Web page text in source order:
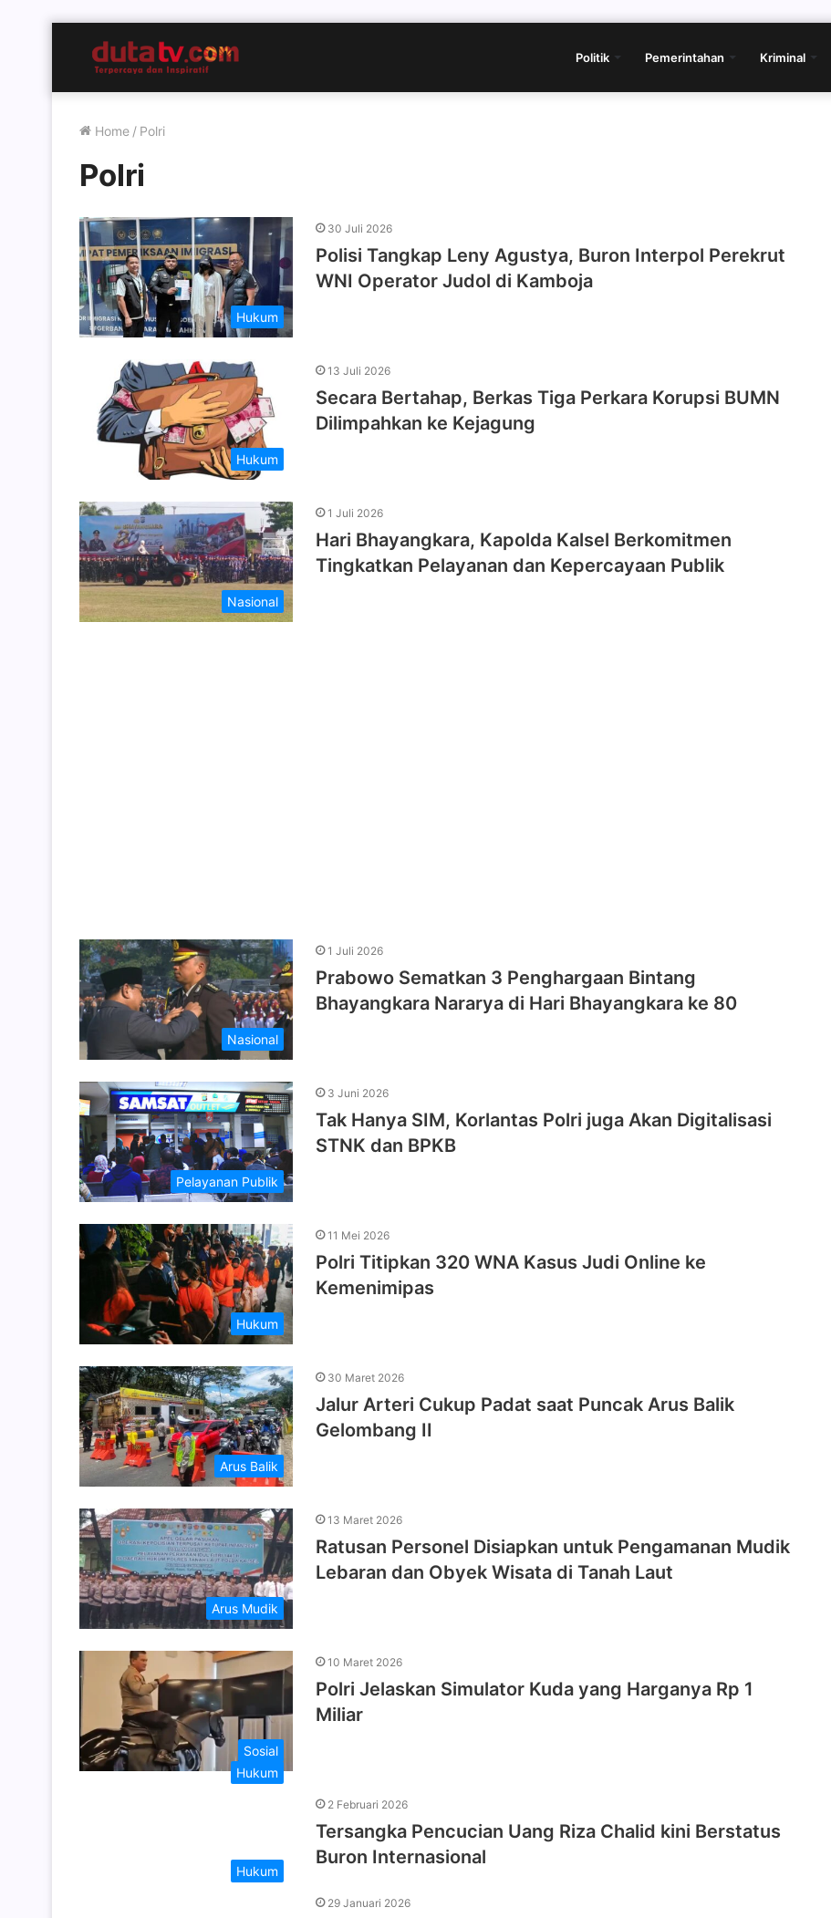
Politik Pemerintahan Kriminal
Home / Polri
Polri
Hukum
30 Juli 2026
Polisi Tangkap Leny Agustya, Buron Interpol Perekrut
WNI Operator Judol di Kamboja
Hukum
13 Juli 2026
Secara Bertahap, Berkas Tiga Perkara Korupsi BUMN
Dilimpahkan ke Kejagung
Nasional
1 Juli 2026
Hari Bhayangkara, Kapolda Kalsel Berkomitmen
Tingkatkan Pelayanan dan Kepercayaan Publik
Nasional
1 Juli 2026
Prabowo Sematkan 3 Penghargaan Bintang
Bhayangkara Nararya di Hari Bhayangkara ke 80
Pelayanan Publik
3 Juni 2026
Tak Hanya SIM, Korlantas Polri juga Akan Digitalisasi
STNK dan BPKB
Hukum
11 Mei 2026
Polri Titipkan 320 WNA Kasus Judi Online ke
Kemenimipas
Arus Balik
30 Maret 2026
Jalur Arteri Cukup Padat saat Puncak Arus Balik
Gelombang II
Arus Mudik
13 Maret 2026
Ratusan Personel Disiapkan untuk Pengamanan Mudik
Lebaran dan Obyek Wisata di Tanah Laut
Sosial
10 Maret 2026
Polri Jelaskan Simulator Kuda yang Harganya Rp 1
Miliar
Hukum
2 Februari 2026
Tersangka Pencucian Uang Riza Chalid kini Berstatus
Buron Internasional
Hukum
29 Januari 2026